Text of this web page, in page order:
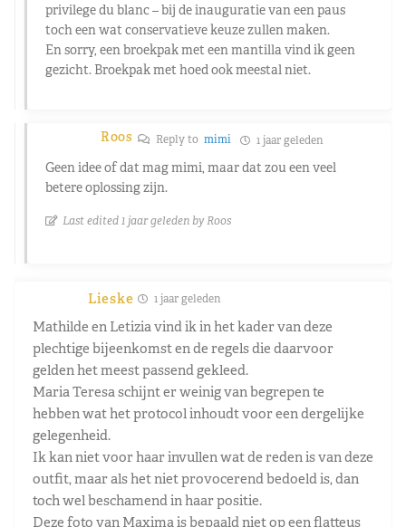
privilege du blanc – bij de inauguratie van een paus
toch een wat conservatieve keuze zullen maken.
En sorry, een broekpak met een mantilla vind ik geen
gezicht. Broekpak met hoed ook meestal niet.
Roos Reply to mimi 1 jaar geleden
Geen idee of dat mag mimi, maar dat zou een veel
betere oplossing zijn.
Last edited 1 jaar geleden by Roos
Lieske 1 jaar geleden
Mathilde en Letizia vind ik in het kader van deze
plechtige bijeenkomst en de regels die daarvoor
gelden het meest passend gekleed.
Maria Teresa schijnt er weinig van begrepen te
hebben wat het protocol inhoudt voor een dergelijke
gelegenheid.
Ik kan niet voor haar invullen wat de reden is van deze
outfit, maar als het niet provocerend bedoeld is, dan
toch wel beschamend in haar positie.
Deze foto van Maxima is bepaald niet op een flatteus